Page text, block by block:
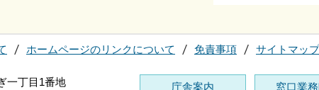
ホームページのリンクについて 免責事項 サイトマップ
一丁目1番地 庁舎案内 窓口業